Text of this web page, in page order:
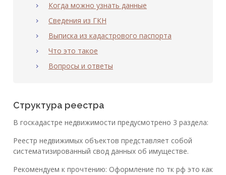
Когда можно узнать данные
Сведения из ГКН
Выписка из кадастрового паспорта
Что это такое
Вопросы и ответы
Структура реестра
В госкадастре недвижимости предусмотрено 3 раздела:
Реестр недвижимых объектов представляет собой
систематизированный свод данных об имуществе.
Рекомендуем к прочтению: Оформление по тк рф это как